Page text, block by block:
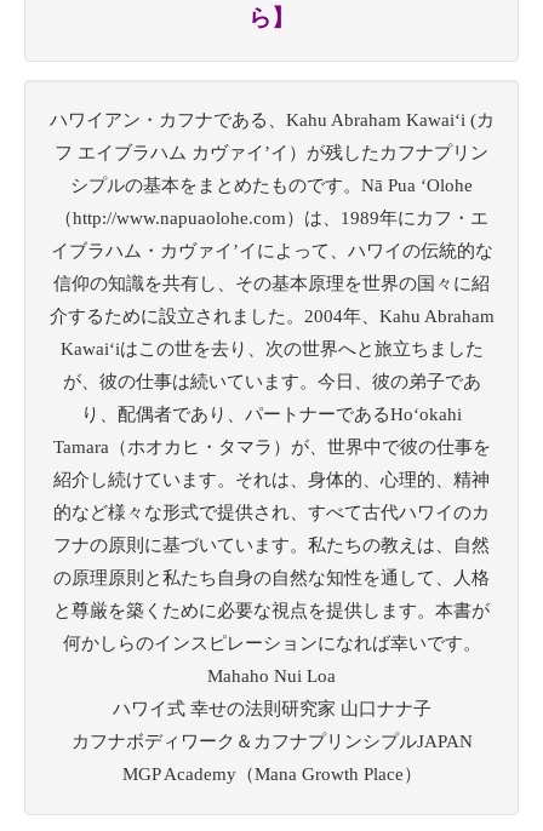
ら】
ハワイアン・カフナである、Kahu Abraham Kawaiʻi (カ
フ エイブラハム カヴァイ’イ）が残したカフナプリン
シプルの基本をまとめたものです。Nā Pua ‘Olohe
（http://www.napuaolohe.com）は、1989年にカフ・エ
イブラハム・カヴァイ’イによって、ハワイの伝統的な
信仰の知識を共有し、その基本原理を世界の国々に紹
介するために設立されました。2004年、Kahu Abraham
Kawaiʻiはこの世を去り、次の世界へと旅立ちました
が、彼の仕事は続いています。今日、彼の弟子であ
り、配偶者であり、パートナーであるHoʻokahi
Tamara（ホオカヒ・タマラ）が、世界中で彼の仕事を
紹介し続けています。それは、身体的、心理的、精神
的など様々な形式で提供され、すべて古代ハワイのカ
フナの原則に基づいています。私たちの教えは、自然
の原理原則と私たち自身の自然な知性を通して、人格
と尊厳を築くために必要な視点を提供します。本書が
何かしらのインスピレーションになれば幸いです。
Mahaho Nui Loa
ハワイ式 幸せの法則研究家 山口ナナ子
カフナボディワーク＆カフナプリンシプルJAPAN
MGP Academy（Mana Growth Place）